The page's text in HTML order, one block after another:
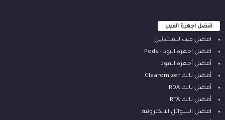
افضل اجهزة الفيب
افضل فيب للمبتدئين
افضل اجهزة البود - Pods
أفضل أجهزة المود
أفضل تانك Clearomizer
أفضل تانك RDA
أفضل تانك RTA
افضل السوائل الالكترونية